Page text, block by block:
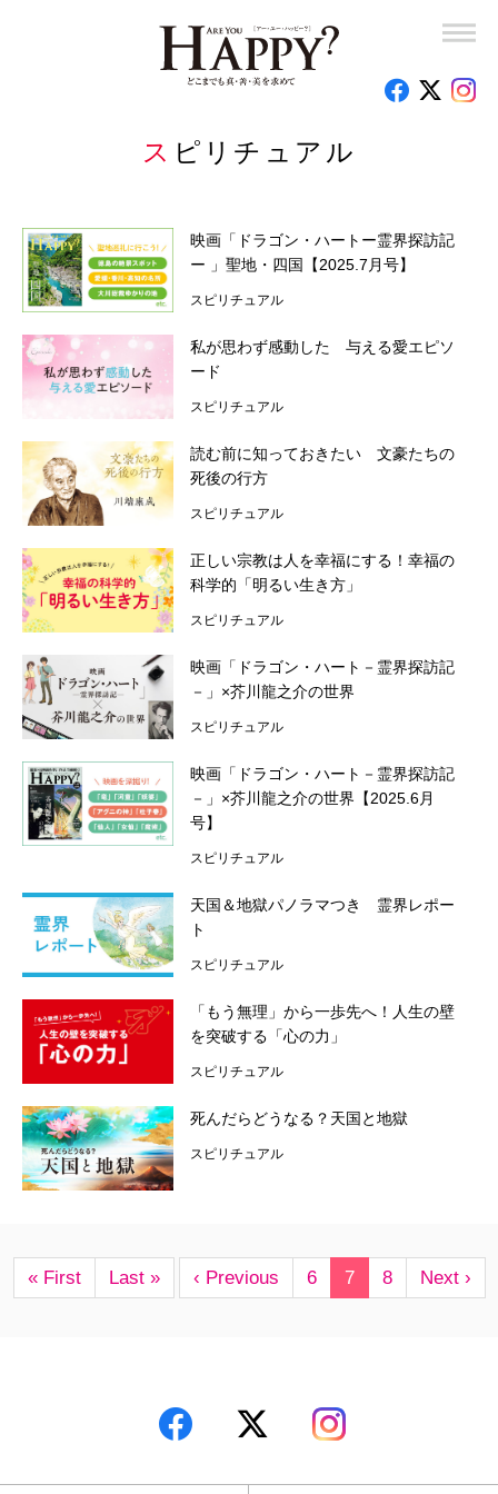
スピリチュアル
映画「ドラゴン・ハートー霊界探訪記
ー 」聖地・四国【2025.7月号】
スピリチュアル
私が思わず感動した 与える愛エピソ
ード
スピリチュアル
読む前に知っておきたい 文豪たちの
死後の行方
スピリチュアル
正しい宗教は人を幸福にする！幸福の
科学的「明るい生き方」
スピリチュアル
映画「ドラゴン・ハート－霊界探訪記
－」×芥川龍之介の世界
スピリチュアル
映画「ドラゴン・ハート－霊界探訪記
－」×芥川龍之介の世界【2025.6月
号】
スピリチュアル
天国＆地獄パノラマつき 霊界レポー
ト
スピリチュアル
「もう無理」から一歩先へ！人生の壁
を突破する「心の力」
スピリチュアル
死んだらどうなる？天国と地獄
スピリチュアル
« First Last » ‹ Previous 6 7 8 Next ›
竜の口法子校長の熱烈エール「もう大丈夫！」
岡野宏のビューティーレッスンーさあ、はじめましょうか
時代を創った女性たち
心のお悩み相談室
読者の手記
今月の占い
編集部のオススメ